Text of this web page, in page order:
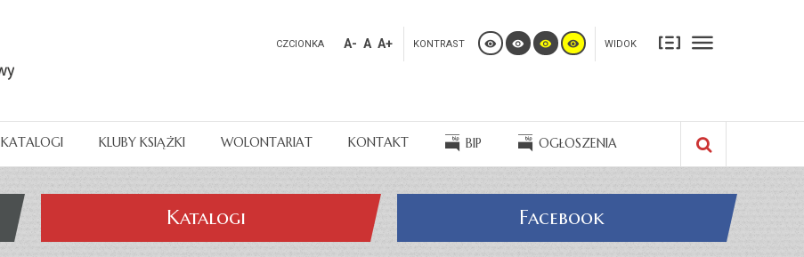
CZCIONKA A- A A+ KONTRAST WIDOK
KATALOGI KLUBY KSIĄŻKI WOLONTARIAT KONTAKT BIP OGŁOSZENIA
Katalogi Facebook